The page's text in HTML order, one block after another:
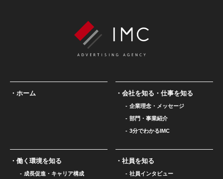
ホーム 会社を知る・仕事を知る
企業理念・メッセージ
部門・事業紹介
3分でわかるIMC
働く環境を知る
成長促進・キャリア構成
社員を知る
社員インタビュー